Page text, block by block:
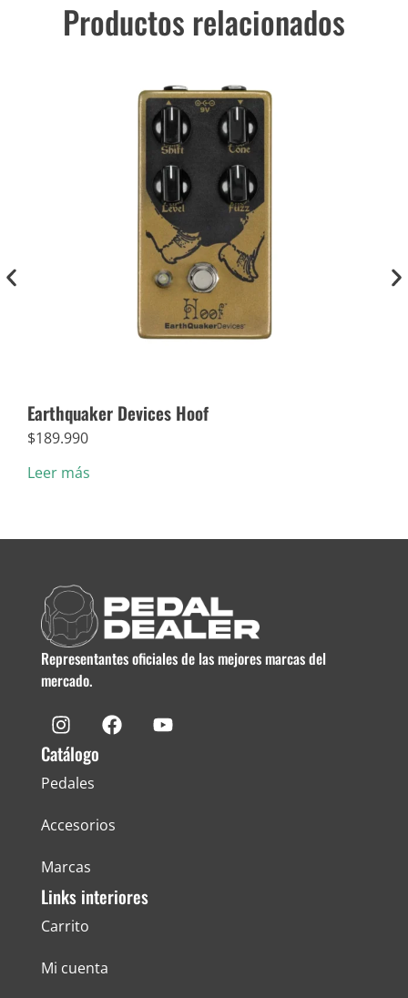
Productos relacionados
Earthquaker Devices Hoof
$189.990
Leer más
Representantes oficiales de las mejores marcas del
mercado.
Catálogo
Pedales
Accesorios
Marcas
Links interiores
Carrito
Mi cuenta